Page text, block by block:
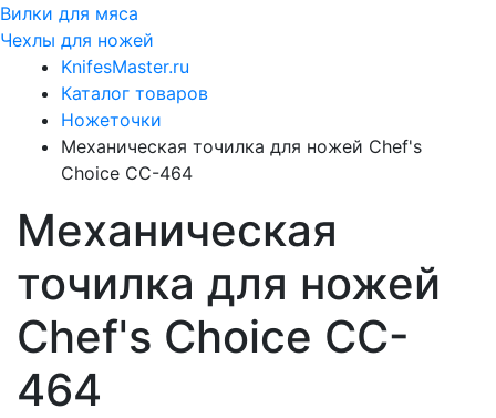
Вилки для мяса
Чехлы для ножей
KnifesMaster.ru
Каталог товаров
Ножеточки
Механическая точилка для ножей Chef's
Choice CC-464
Механическая
точилка для ножей
Chef's Choice CC-
464